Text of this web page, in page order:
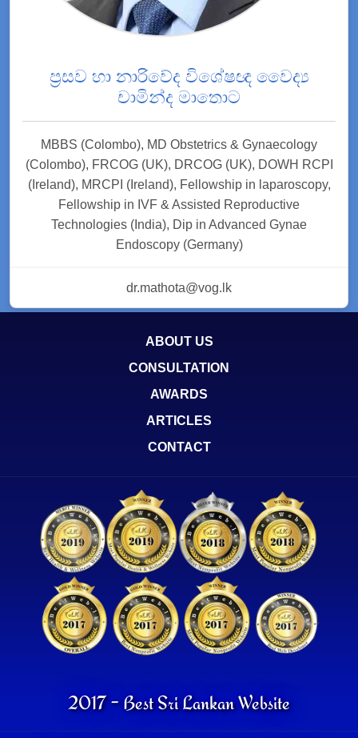
ප්‍රසව හා නාරිවේද විශේෂඥ වෛද්‍ය
චාමින්ද මාතොට
MBBS (Colombo), MD Obstetrics & Gynaecology
(Colombo), FRCOG (UK), DRCOG (UK), DOWH RCPI
(Ireland), MRCPI (Ireland), Fellowship in laparoscopy,
Fellowship in IVF & Assisted Reproductive
Technologies (India), Dip in Advanced Gynae
Endoscopy (Germany)
dr.mathota@vog.lk
ABOUT US
CONSULTATION
AWARDS
ARTICLES
CONTACT
2017 - Best Sri Lankan Website